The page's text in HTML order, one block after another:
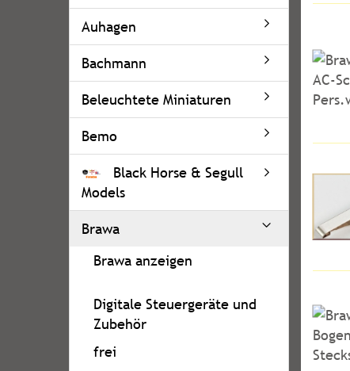
Auhagen
Bachmann
Beleuchtete Miniaturen
Bemo
Black Horse & Segull
Models
Brawa
Brawa anzeigen
Digitale Steuergeräte und
Zubehör
frei